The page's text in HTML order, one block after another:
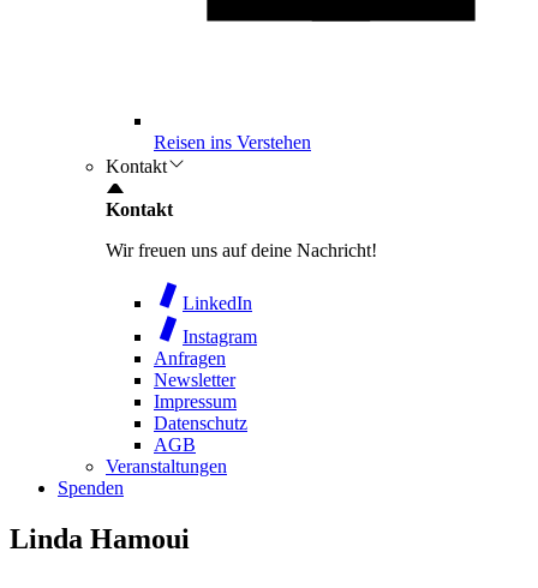
Reisen ins Verstehen
Kontakt
Kontakt
Wir freuen uns auf deine Nachricht!
LinkedIn
Instagram
Anfragen
Newsletter
Impressum
Datenschutz
AGB
Veranstaltungen
Spenden
Linda Hamoui